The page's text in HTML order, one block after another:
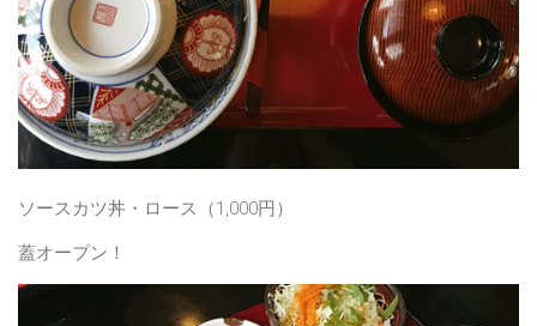
ソースカツ丼・ロース （1,000円）
蓋オープン！